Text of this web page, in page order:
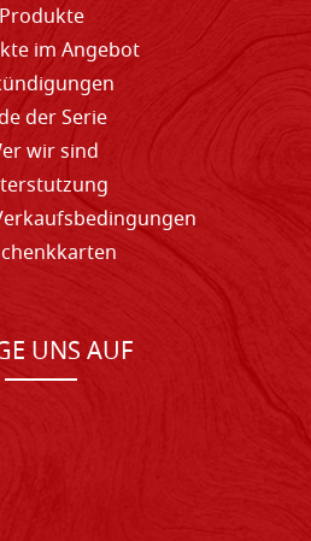
Produkte
im Angebot
der Serie
wir sind
UNS AUF